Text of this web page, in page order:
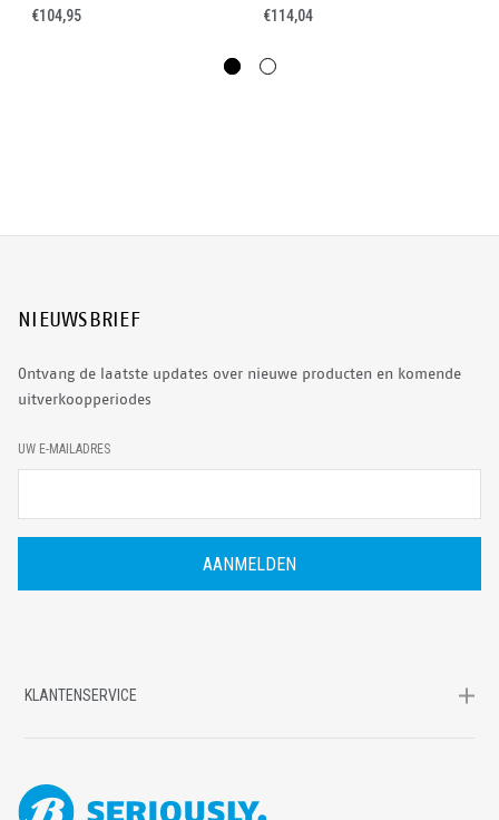
€104,95 €114,04
NIEUWSBRIEF
Ontvang de laatste updates over nieuwe producten en komende
uitverkoopperiodes
E
-
M
A
D
UW E-MAILADRES
KLANTENSERVICE